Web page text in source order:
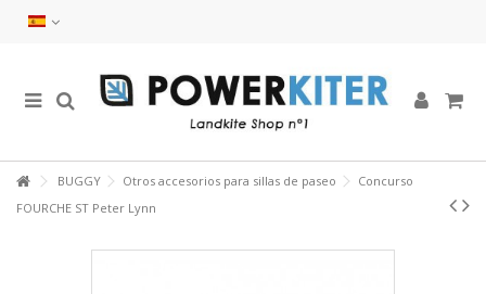
BUGGY Otros accesorios para sillas de paseo
Concurso
FOURCHE ST Peter Lynn